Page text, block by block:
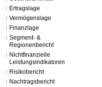
Ertragslage
Vermögenslage
Finanzlage
Segment- &
Regionenbericht
Nichtfinanzielle
Leistungsindikatoren
Risikobericht
Nachtragsbericht